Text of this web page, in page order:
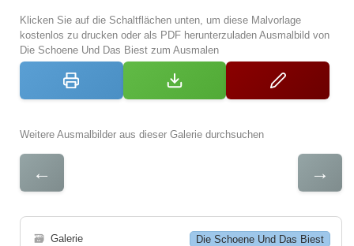
Klicken Sie auf die Schaltflächen unten, um diese Malvorlage
kostenlos zu drucken oder als PDF herunterzuladen Ausmalbild von
Die Schoene Und Das Biest zum Ausmalen
Weitere Ausmalbilder aus dieser Galerie durchsuchen
← →
🗃 Galerie Die Schoene Und Das Biest